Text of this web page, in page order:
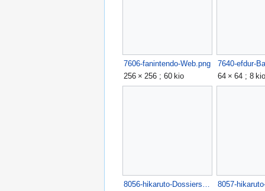
7606-fanintendo-Web.png
256 × 256 ; 60 kio
7640-efdur-
64 × 64 ; 8 kio